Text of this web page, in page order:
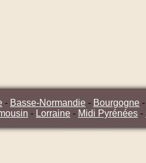
- Basse-Normandie - Bourgogne -
- Lorraine - Midi Pyrénées -